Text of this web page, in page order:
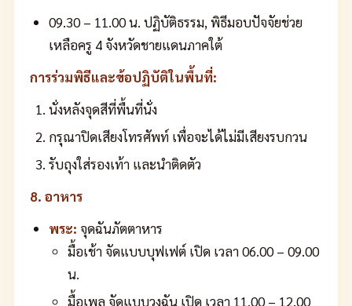
09.30 – 11.00 น. ปฏิบัติธรรม, พิธีมอบปัจจัยช่วย
เหลือครู 4 จังหวัดชายแดนภาคใต้
การร่วมพิธีและข้อปฏิบัติในพื้นที่:
นั่งหลังจุดสีที่พื้นที่นั่ง
กรุณาปิดเสียงโทรศัพท์ เพื่อจะได้ไม่มีเสียงรบกวน
รับถุงใส่รองเท้า และนำติดตัว
8. อาหาร
พระ: จุดฉันภัตตาหาร
มื้อเช้า จัดแบบบุฟเฟต์ เปิด เวลา 06.00 – 09.00
น.
มื้อเพล จัดแบบวงฉัน เปิด เวลา 11.00 – 12.00